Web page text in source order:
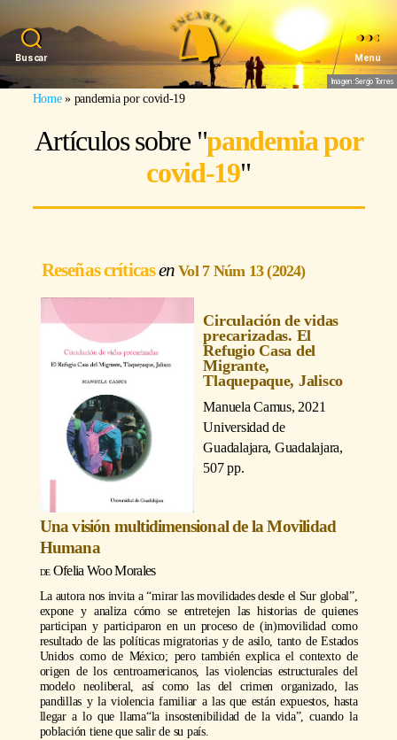
Buscar Menu
Imagen: Sergio Torres
Home» pandemia por covid-19
Artículos sobre "pandemia por
covid-19"
Reseñas críticas Vol 7 Núm 13 (2024)
Circulación de vidas
precarizadas. El
Refugio Casa del
Migrante,
Tlaquepaque, Jalisco
Manuela Camus, 2021
Universidad de
Guadalajara, Guadalajara,
507 pp.
Una visión multidimensional de la Movilidad
Humana
Ofelia Woo Morales
La autora nos invita a “mirar las movilidades desde el Sur global”,
expone y analiza cómo se entretejen las historias de quienes
participan y participaron en un proceso de (in)movilidad como
resultado de las políticas migratorias y de asilo, tanto de Estados
Unidos como de México; pero también explica el contexto de
origen de los centroamericanos, las violencias estructurales del
modelo neoliberal, así como las del crimen organizado, las
pandillas y la violencia familiar a las que están expuestos, hasta
llegar a lo que llama“la insostenibilidad de la vida”, cuando la
población tiene que salir de su país.